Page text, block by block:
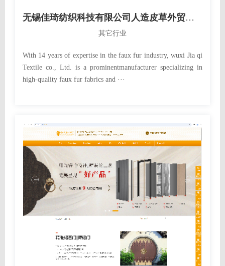
无锡佳琦纺织科技有限公司人造皮草外贸英文网站定制建设制作案例
其它行业
With 14 years of expertise in the faux fur industry, wuxi Jia qi
Textile co., Ltd. is a prominentmanufacturer specializing in
high-quality faux fur fabrics and ···